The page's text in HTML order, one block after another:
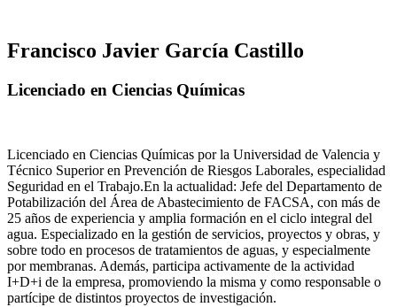
Francisco Javier García Castillo
Licenciado en Ciencias Químicas
Licenciado en Ciencias Químicas por la Universidad de Valencia y
Técnico Superior en Prevención de Riesgos Laborales, especialidad
Seguridad en el Trabajo.En la actualidad: Jefe del Departamento de
Potabilización del Área de Abastecimiento de FACSA, con más de
25 años de experiencia y amplia formación en el ciclo integral del
agua. Especializado en la gestión de servicios, proyectos y obras, y
sobre todo en procesos de tratamientos de aguas, y especialmente
por membranas. Además, participa activamente de la actividad
I+D+i de la empresa, promoviendo la misma y como responsable o
partícipe de distintos proyectos de investigación.